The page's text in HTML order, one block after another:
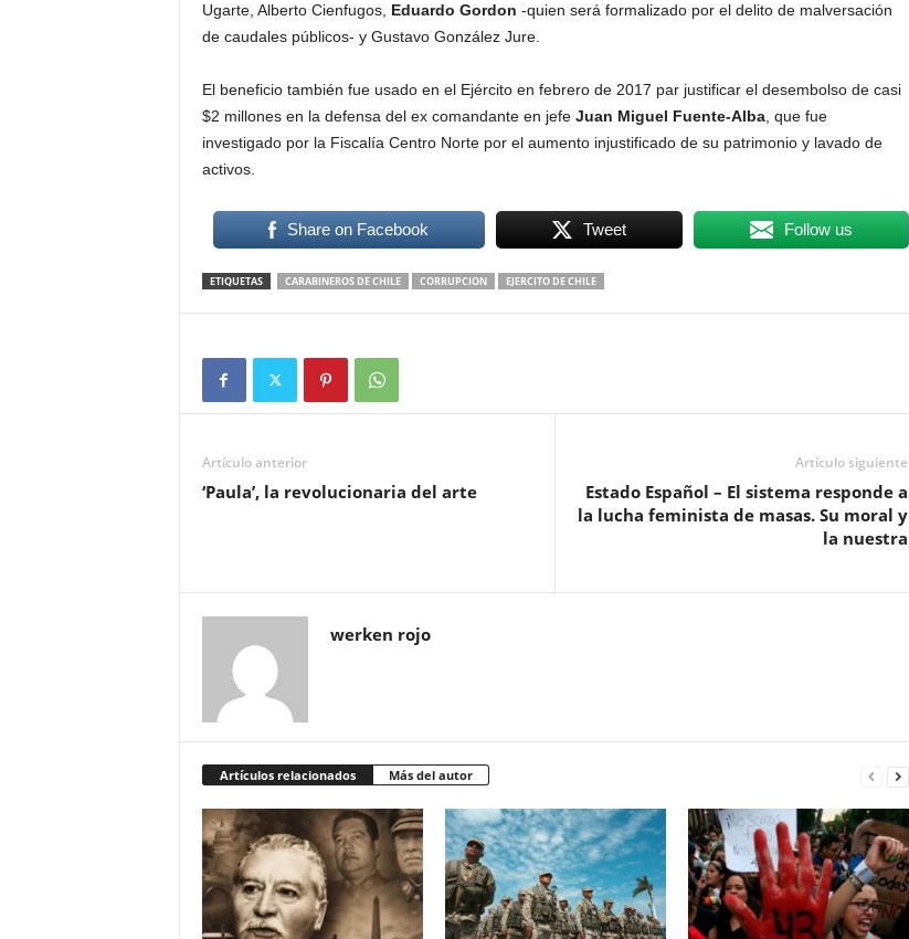
Ugarte, Alberto Cienfugos, Eduardo Gordon -quien será formalizado por el delito de malversación
de caudales públicos- y Gustavo González Jure.
El beneficio también fue usado en el Ejército en febrero de 2017 par justificar el desembolso de casi
$2 millones en la defensa del ex comandante en jefe Juan Miguel Fuente-Alba, que fue
investigado por la Fiscalía Centro Norte por el aumento injustificado de su patrimonio y lavado de
activos.
Share on Facebook Tweet Follow us
ETIQUETAS CARABINEROS DE CHILE CORRUPCION EJERCITO DE CHILE
Artículo anterior
‘Paula’, la revolucionaria del arte
Artículo siguiente
Estado Español – El sistema responde a
la lucha feminista de masas. Su moral y
la nuestra
werken rojo
Artículos relacionados Más del autor